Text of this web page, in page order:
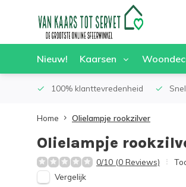
Nieuw! Kaarsen
100% klanttevredenheid
Home Olielampje rookzilver
Olielampje
0/10 (0 Reviews)
Vergelijk